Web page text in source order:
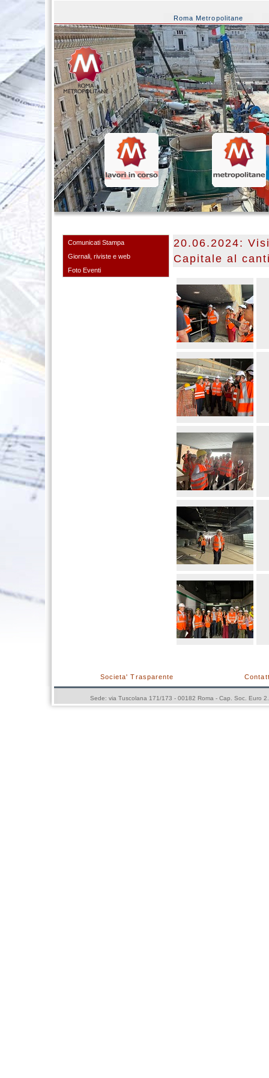
Roma Metropolitane
Comunicati Stampa
Giornali, riviste e web
Foto Eventi
20.06.2024:
Capitale al
Societa' Trasparente
Sede: via Tuscolana 171/173 - 00182 Roma - Cap. Soc. Euro